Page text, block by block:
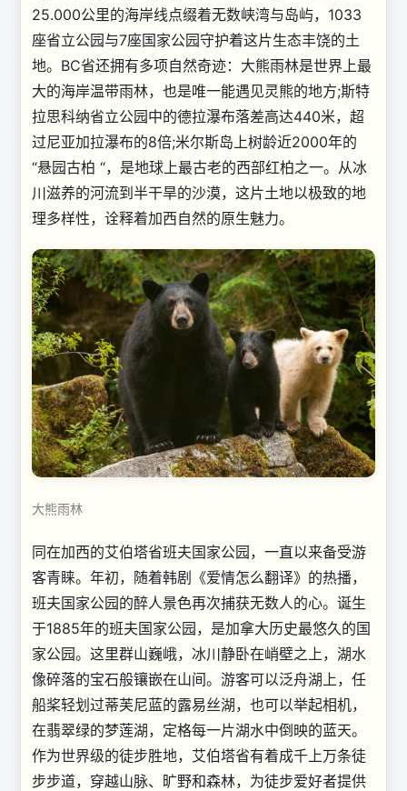
25.000公里的海岸线点缀着无数峡湾与岛屿，1033
座省立公园与7座国家公园守护着这片生态丰饶的土
地。BC省还拥有多项自然奇迹：大熊雨林是世界上最
大的海岸温带雨林，也是唯一能遇见灵熊的地方;斯特
拉思科纳省立公园中的德拉瀑布落差高达440米，超
过尼亚加拉瀑布的8倍;米尔斯岛上树龄近2000年的
“悬园古柏 “，是地球上最古老的西部红柏之一。从冰
川滋养的河流到半干旱的沙漠，这片土地以极致的地
理多样性，诠释着加西自然的原生魅力。
大熊雨林
同在加西的艾伯塔省班夫国家公园，一直以来备受游
客青睐。年初，随着韩剧《爱情怎么翻译》的热播，
班夫国家公园的醉人景色再次捕获无数人的心。诞生
于1885年的班夫国家公园，是加拿大历史最悠久的国
家公园。这里群山巍峨，冰川静卧在峭壁之上，湖水
像碎落的宝石般镶嵌在山间。游客可以泛舟湖上，任
船桨轻划过蒂芙尼蓝的露易丝湖，也可以举起相机，
在翡翠绿的梦莲湖，定格每一片湖水中倒映的蓝天。
作为世界级的徒步胜地，艾伯塔省有着成千上万条徒
步步道，穿越山脉、旷野和森林，为徒步爱好者提供